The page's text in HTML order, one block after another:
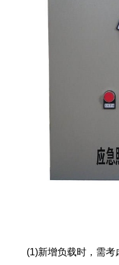
(1)新增负载时，需考